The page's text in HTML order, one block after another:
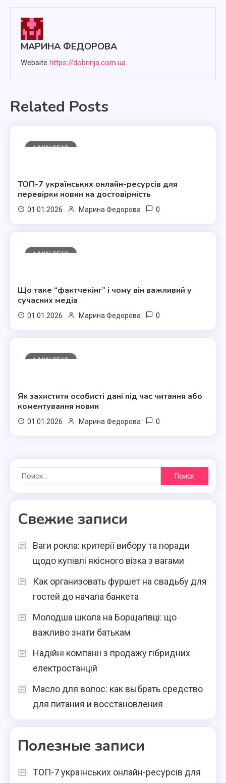
МАРИНА ФЕДОРОВА
Website https://dobrinja.com.ua
Related Posts
1 MIN READ
ТОП-7 українських онлайн-ресурсів для
перевірки новин на достовірність
01.01.2026 Марина Федорова 0
1 MIN READ
Що таке “фактчекінг” і чому він важливий у
сучасних медіа
01.01.2026 Марина Федорова 0
1 MIN READ
Як захистити особисті дані під час читання або
коментування новин
01.01.2026 Марина Федорова 0
Найти:
Свежие записи
Ваги рокла: критерії вибору та поради
щодо купівлі якісного візка з вагами
Как организовать фуршет на свадьбу для
гостей до начала банкета
Молодша школа на Борщагівці: що
важливо знати батькам
Надійні компанії з продажу гібридних
електростанцій
Масло для волос: как выбрать средство
для питания и восстановления
Полезные записи
ТОП-7 українських онлайн-ресурсів для